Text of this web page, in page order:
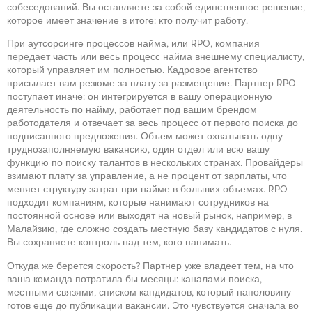
собеседований. Вы оставляете за собой единственное решение,
которое имеет значение в итоге: кто получит работу.
При аутсорсинге процессов найма, или RPO, компания
передает часть или весь процесс найма внешнему специалисту,
который управляет им полностью. Кадровое агентство
присылает вам резюме за плату за размещение. Партнер RPO
поступает иначе: он интегрируется в вашу операционную
деятельность по найму, работает под вашим брендом
работодателя и отвечает за весь процесс от первого поиска до
подписанного предложения. Объем может охватывать одну
труднозаполняемую вакансию, один отдел или всю вашу
функцию по поиску талантов в нескольких странах. Провайдеры
взимают плату за управление, а не процент от зарплаты, что
меняет структуру затрат при найме в больших объемах. RPO
подходит компаниям, которые нанимают сотрудников на
постоянной основе или выходят на новый рынок, например, в
Малайзию, где сложно создать местную базу кандидатов с нуля.
Вы сохраняете контроль над тем, кого нанимать.
Откуда же берется скорость? Партнер уже владеет тем, на что
ваша команда потратила бы месяцы: каналами поиска,
местными связями, списком кандидатов, который наполовину
готов еще до публикации вакансии. Это чувствуется сначала во